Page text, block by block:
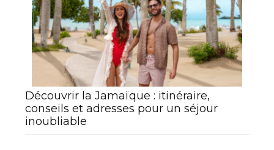
Découvrir la Jamaïque : itinéraire,
conseils et adresses pour un séjour
inoubliable